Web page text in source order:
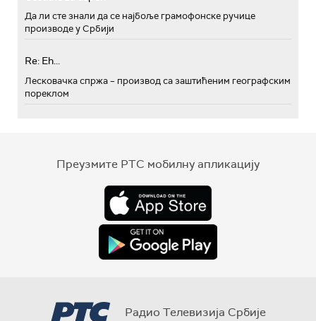
Да ли сте знали да се најбоље грамофонске ручице
производе у Србији
Re: Eh...
Лесковачка спржа – производ са заштићеним географским
пореклом
Преузмите РТС мобилну апликацију
Радио Телевизија Србије